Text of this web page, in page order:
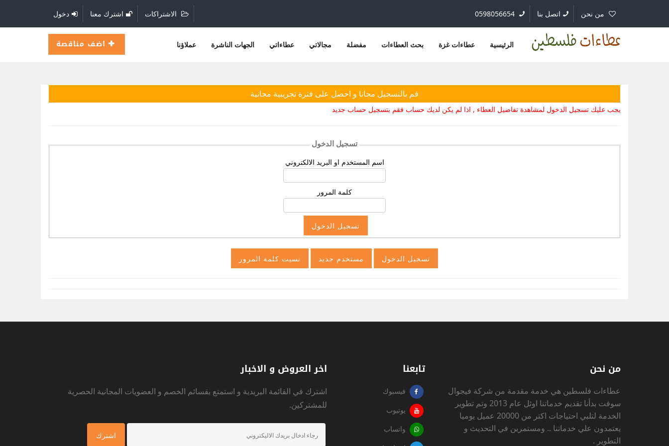
من نحن اتصل بنا الاشتراكات اشترك معنا دخول
الرئيسية عطاءات غزة بحث العطاءات مفضلة مجالاتي عطاءاتي الجهات الناشرة عملاؤنا اضف مناقصة
قم بالتسجيل مجانا و احصل على فترة تجريبية مجانية
يجب عليك تسجيل الدخول لمشاهدة تفاصيل العطاء , اذا لم يكن لديك حساب فقم بتسجيل حساب جديد
تسجيل الدخول
اسم المستخدم او البريد الالكتروني
كلمة المرور
من نحن
عطاءات فلسطين هي خدمة مقدمة من شركة فيجوال
سوفت بدأنا تقديم خدماتنا اوئل عام 2013 وتم تطوير
الخدمة لتلبي احتياجات اكتر من 20000 عميل يوميا
يعتمدون علي خدماتنا .. ومستمرين في التحديث و
التطوير .
تابعنا
فيسبوك
يوتيوب
واتساب
اخر العروض و الاخبار
اشترك في القائمة البريدية و استمتع بقسائم الخصم و العضويات المجانية الحصرية
للمشتركين.